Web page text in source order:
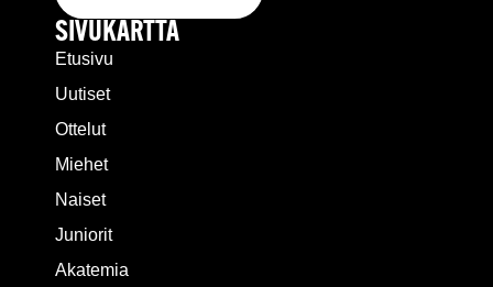
SIVUKARTTA
Etusivu
Uutiset
Ottelut
Miehet
Naiset
Juniorit
Akatemia